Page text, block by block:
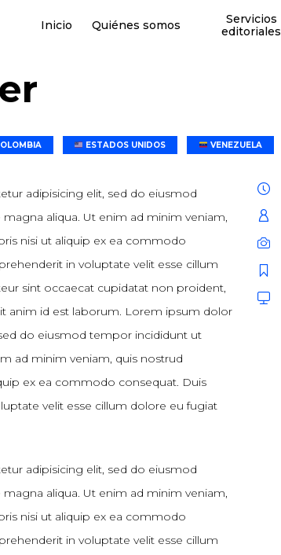
Inicio Quiénes somos
Servicios
editoriales
ESTADOS UNIDOS VENEZUELA
adipisicing elit, sed do eiusmod
aliqua. Ut enim ad minim veniam,
nisi ut aliquip ex ea commodo
in voluptate velit esse cillum
sint occaecat cupidatat non proident,
anim id est laborum. Lorem ipsum dolor
do eiusmod tempor incididunt ut
ad minim veniam, quis nostrud
ex ea commodo consequat. Duis
velit esse cillum dolore eu fugiat
adipisicing elit, sed do eiusmod
aliqua. Ut enim ad minim veniam,
nisi ut aliquip ex ea commodo
in voluptate velit esse cillum